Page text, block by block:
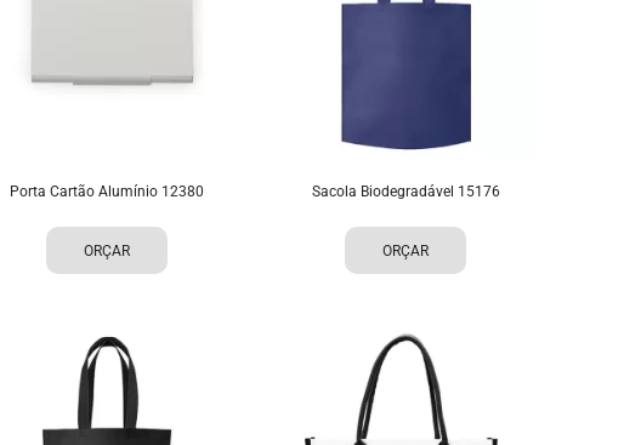
Porta Cartão Alumínio 12380
ORÇAR
Sacola Biodegradável 15176
ORÇAR